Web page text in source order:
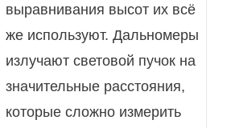
выравнивания высот их всё
же используют. Дальномеры
излучают световой пучок на
значительные расстояния,
которые сложно измерить